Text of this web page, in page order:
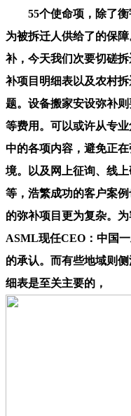
55个使命项，除了衡
为被拆迁人供给了的保
补，今天我们次要切磋
补项目明细表以及农村
题。设备搬家安设弥补
等费用。可以或许从专
中的各项内容，避免正
境。以及网上征询、线
等，浩繁成功的客户案
的弥补项目更为复杂。
ASML现任CEO：中国
的承认。而有些地域则
细表是至关主要的，